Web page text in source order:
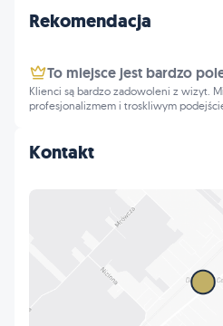
Kontakt
Rekomendacja
To miejsce jest bardzo
Klienci są bardzo zadowoleni z wizyt.
profesjonalizmem i troskliwym